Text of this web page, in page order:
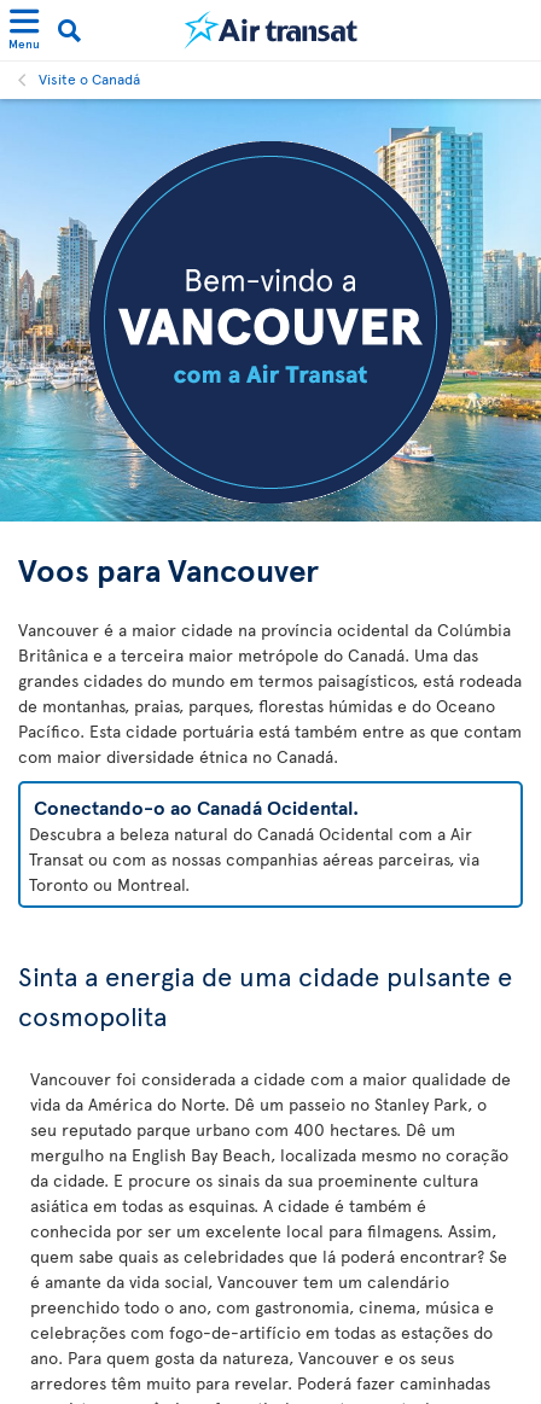
Menu
Visite o Canadá
Voos para Vancouver
Vancouver é a maior cidade na província ocidental da Colúmbia
Britânica e a terceira maior metrópole do Canadá. Uma das
grandes cidades do mundo em termos paisagísticos, está rodeada
de montanhas, praias, parques, florestas húmidas e do Oceano
Pacífico. Esta cidade portuária está também entre as que contam
com maior diversidade étnica no Canadá.
Conectando-o ao Canadá Ocidental.
Descubra a beleza natural do Canadá Ocidental com a Air
Transat ou com as nossas companhias aéreas parceiras, via
Toronto ou Montreal.
Sinta a energia de uma cidade pulsante e
cosmopolita
Vancouver foi considerada a cidade com a maior qualidade de
vida da América do Norte. Dê um passeio no Stanley Park, o
seu reputado parque urbano com 400 hectares. Dê um
mergulho na English Bay Beach, localizada mesmo no coração
da cidade. E procure os sinais da sua proeminente cultura
asiática em todas as esquinas. A cidade é também é
conhecida por ser um excelente local para filmagens. Assim,
quem sabe quais as celebridades que lá poderá encontrar? Se
é amante da vida social, Vancouver tem um calendário
preenchido todo o ano, com gastronomia, cinema, música e
celebrações com fogo-de-artifício em todas as estações do
ano. Para quem gosta da natureza, Vancouver e os seus
arredores têm muito para revelar. Poderá fazer caminhadas